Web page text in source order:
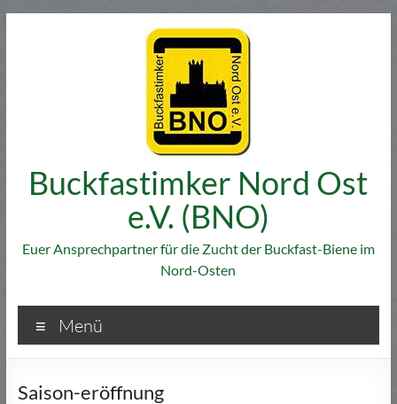
Buckfastimker Nord Ost
e.V. (BNO)
Euer Ansprechpartner für die Zucht der Buckfast-Biene im
Nord-Osten
Menü
Saison-eröffnung